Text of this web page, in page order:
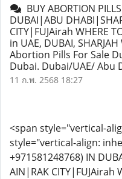
BUY ABORTION
DUBAI|ABU
CITY|FUJAirah WHERE
in UAE, DUBAI,
Abortion Pills For Sale
Dubai. Dubai/UAE/ Abu
11 ก.พ. 2568 18:27
<span style="vertical-
style="vertical-align:
+971581248768) IN
AIN|RAK CITY|FUJAirah